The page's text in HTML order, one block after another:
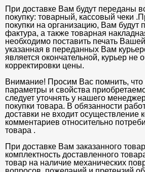
При доставке Вам будут переданы
покупку: товарный, кассовый чеки
покупки на организацию, Вам будут
фактура, а также товарная
необходимо поставить печать
указанная в переданных Вам
является окончательной, курьер не
корректировки цены.
Внимание! Просим Вас помнить, что
параметры и свойства
следует уточнять у нашего
покупки товара. В обязанности
доставки не входит осуществление
комментариев относительно
товара .
При доставке Вам заказанного
комплектность доставленного
товар на наличие механических